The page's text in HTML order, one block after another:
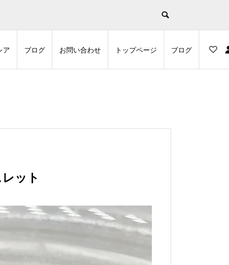
ア ブログ お問い合わせ トップページ ブログ
ット